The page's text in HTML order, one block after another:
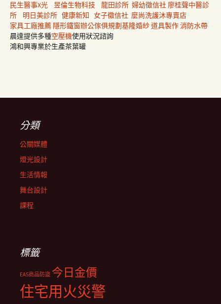
民生醫事X光 昱倫生物科技 龍田診所 婦幼徵信社 廖桂聲中醫診
所
明日美診所 健康新知 女子徵信社 麼尚洗護沐專賣店
家具工廠推薦 隱形鐵窗辦公傢俱規劃基隆婚紗道具製作消防水帶
晨達提供多種空壓機使用狀況諮詢
鴻和興專業於生產茶葉罐
分類
公關媒體
燈光設計
生活情報
舞台設計
課程
標籤
EAS商品防盜 今日金價
住宅用火災警